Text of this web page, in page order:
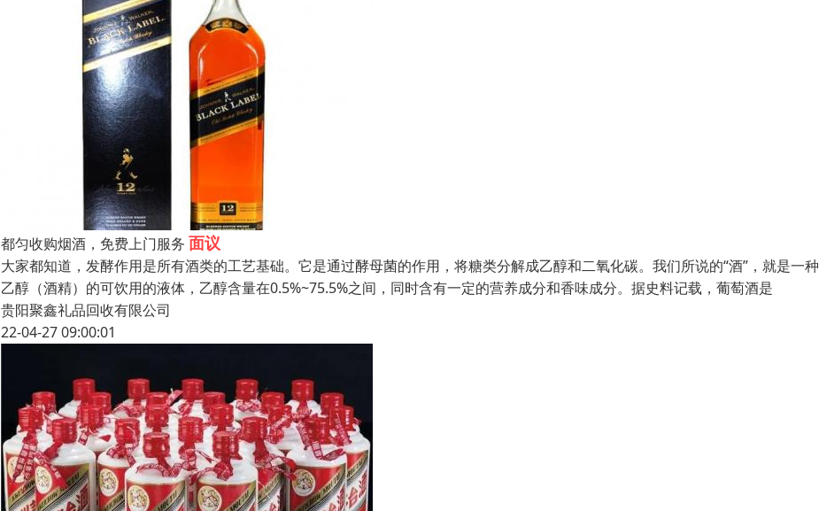
都匀收购烟酒，免费上门服务 面议
大家都知道，发酵作用是所有酒类的工艺基础。它是通过酵母菌的作用，将糖类分解成乙醇和二氧化碳。我们所说的“酒”，就是一
乙醇（酒精）的可饮用的液体，乙醇含量在0.5%~75.5%之间，同时含有一定的营养成分和香味成分。据史料记载，葡萄酒是
贵阳聚鑫礼品回收有限公司
22-04-27 09:00:01